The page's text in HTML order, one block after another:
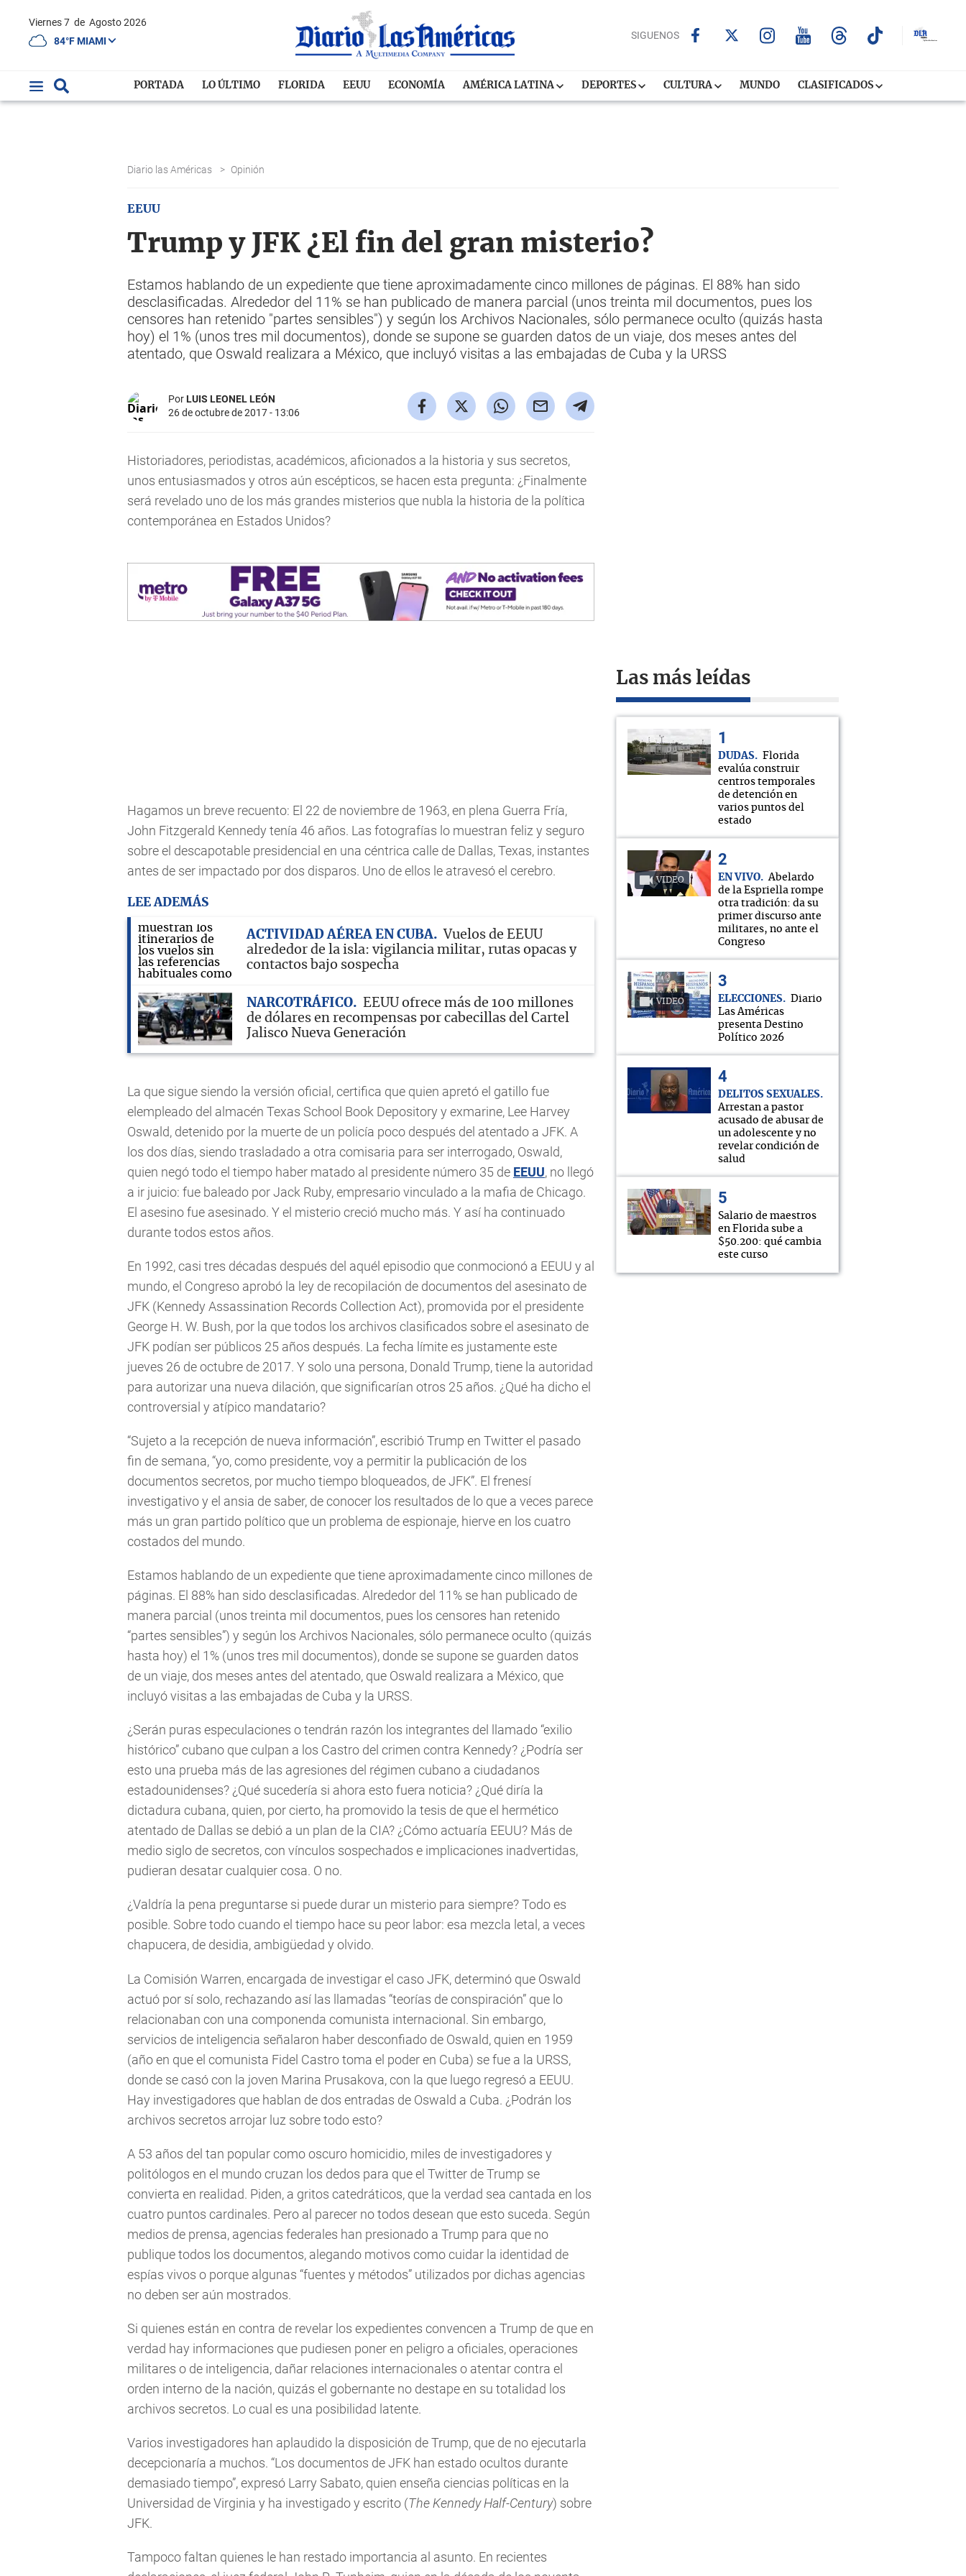
Viernes 7 de Agosto 2026
84°F MIAMI
SIGUENOS
PORTADA LO ÚLTIMO FLORIDA EEUU ECONOMÍA AMÉRICA LATINA DEPORTES CULTURA MUNDO CLASIFICADOS
Diario las Américas > Opinión
EEUU
Trump y JFK ¿El fin del gran misterio?
Estamos hablando de un expediente que tiene aproximadamente cinco millones de páginas. El 88% han sido
desclasificadas. Alrededor del 11% se han publicado de manera parcial (unos treinta mil documentos, pues los
censores han retenido "partes sensibles") y según los Archivos Nacionales, sólo permanece oculto (quizás hasta
hoy) el 1% (unos tres mil documentos), donde se supone se guarden datos de un viaje, dos meses antes del
atentado, que Oswald realizara a México, que incluyó visitas a las embajadas de Cuba y la URSS
PorLUIS LEONEL LEÓN
26 de octubre de 2017 - 13:06
Historiadores, periodistas, académicos, aficionados a la historia y sus secretos,
unos entusiasmados y otros aún escépticos, se hacen esta pregunta: ¿Finalmente
será revelado uno de los más grandes misterios que nubla la historia de la política
contemporánea en Estados Unidos?
Hagamos un breve recuento: El 22 de noviembre de 1963, en plena Guerra Fría,
John Fitzgerald Kennedy tenía 46 años. Las fotografías lo muestran feliz y seguro
sobre el descapotable presidencial en una céntrica calle de Dallas, Texas, instantes
antes de ser impactado por dos disparos. Uno de ellos le atravesó el cerebro.
LEE ADEMÁS
ACTIVIDAD AÉREA EN CUBA
Vuelos de EEUU
alrededor de la isla: vigilancia militar, rutas opacas y
contactos bajo sospecha
NARCOTRÁFICO
EEUU ofrece más de 100 millones
de dólares en recompensas por cabecillas del Cartel
Jalisco Nueva Generación
La que sigue siendo la versión oficial, certifica que quien apretó el gatillo fue
elempleado del almacén Texas School Book Depository y exmarine, Lee Harvey
Oswald, detenido por la muerte de un policía poco después del atentado a JFK. A
los dos días, siendo trasladado a otra comisaria para ser interrogado, Oswald,
quien negó todo el tiempo haber matado al presidente número 35 de EEUU, no llegó
a ir juicio: fue baleado por Jack Ruby, empresario vinculado a la mafia de Chicago.
El asesino fue asesinado. Y el misterio creció mucho más. Y así ha continuado
durante todos estos años.
En 1992, casi tres décadas después del aquél episodio que conmocionó a EEUU y al
mundo, el Congreso aprobó la ley de recopilación de documentos del asesinato de
JFK (Kennedy Assassination Records Collection Act), promovida por el presidente
George H. W. Bush, por la que todos los archivos clasificados sobre el asesinato de
JFK podían ser públicos 25 años después. La fecha límite es justamente este
jueves 26 de octubre de 2017. Y solo una persona, Donald Trump, tiene la autoridad
para autorizar una nueva dilación, que significarían otros 25 años. ¿Qué ha dicho el
controversial y atípico mandatario?
“Sujeto a la recepción de nueva información”, escribió Trump en Twitter el pasado
fin de semana, “yo, como presidente, voy a permitir la publicación de los
documentos secretos, por mucho tiempo bloqueados, de JFK”. El frenesí
investigativo y el ansia de saber, de conocer los resultados de lo que a veces parece
más un gran partido político que un problema de espionaje, hierve en los cuatro
costados del mundo.
Estamos hablando de un expediente que tiene aproximadamente cinco millones de
páginas. El 88% han sido desclasificadas. Alrededor del 11% se han publicado de
manera parcial (unos treinta mil documentos, pues los censores han retenido
“partes sensibles”) y según los Archivos Nacionales, sólo permanece oculto (quizás
hasta hoy) el 1% (unos tres mil documentos), donde se supone se guarden datos
de un viaje, dos meses antes del atentado, que Oswald realizara a México, que
incluyó visitas a las embajadas de Cuba y la URSS.
¿Serán puras especulaciones o tendrán razón los integrantes del llamado “exilio
histórico” cubano que culpan a los Castro del crimen contra Kennedy? ¿Podría ser
esto una prueba más de las agresiones del régimen cubano a ciudadanos
estadounidenses? ¿Qué sucedería si ahora esto fuera noticia? ¿Qué diría la
dictadura cubana, quien, por cierto, ha promovido la tesis de que el hermético
atentado de Dallas se debió a un plan de la CIA? ¿Cómo actuaría EEUU? Más de
medio siglo de secretos, con vínculos sospechados e implicaciones inadvertidas,
pudieran desatar cualquier cosa. O no.
¿Valdría la pena preguntarse si puede durar un misterio para siempre? Todo es
posible. Sobre todo cuando el tiempo hace su peor labor: esa mezcla letal, a veces
chapucera, de desidia, ambigüedad y olvido.
La Comisión Warren, encargada de investigar el caso JFK, determinó que Oswald
actuó por sí solo, rechazando así las llamadas “teorías de conspiración” que lo
relacionaban con una componenda comunista internacional. Sin embargo,
servicios de inteligencia señalaron haber desconfiado de Oswald, quien en 1959
(año en que el comunista Fidel Castro toma el poder en Cuba) se fue a la URSS,
donde se casó con la joven Marina Prusakova, con la que luego regresó a EEUU.
Hay investigadores que hablan de dos entradas de Oswald a Cuba. ¿Podrán los
archivos secretos arrojar luz sobre todo esto?
A 53 años del tan popular como oscuro homicidio, miles de investigadores y
politólogos en el mundo cruzan los dedos para que el Twitter de Trump se
convierta en realidad. Piden, a gritos catedráticos, que la verdad sea cantada en los
cuatro puntos cardinales. Pero al parecer no todos desean que esto suceda. Según
medios de prensa, agencias federales han presionado a Trump para que no
publique todos los documentos, alegando motivos como cuidar la identidad de
espías vivos o porque algunas “fuentes y métodos” utilizados por dichas agencias
no deben ser aún mostrados.
Si quienes están en contra de revelar los expedientes convencen a Trump de que en
verdad hay informaciones que pudiesen poner en peligro a oficiales, operaciones
militares o de inteligencia, dañar relaciones internacionales o atentar contra el
orden interno de la nación, quizás el gobernante no destape en su totalidad los
archivos secretos. Lo cual es una posibilidad latente.
Varios investigadores han aplaudido la disposición de Trump, que de no ejecutarla
decepcionaría a muchos. “Los documentos de JFK han estado ocultos durante
demasiado tiempo”, expresó Larry Sabato, quien enseña ciencias políticas en la
Universidad de Virginia y ha investigado y escrito (The Kennedy Half-Century) sobre
JFK.
Tampoco faltan quienes le han restado importancia al asunto. En recientes
Las más leídas
DUDAS
Florida
evalúa construir
centros temporales
de detención en
varios puntos del
estado
VIDEO EN VIVO
Abelardo
de la Espriella rompe
otra tradición: da su
primer discurso ante
militares, no ante el
Congreso
VIDEO ELECCIONES
Diario
Las Américas
presenta Destino
Político 2026
DELITOS SEXUALES
Arrestan a pastor
acusado de abusar de
un adolescente y no
revelar condición de
salud
Salario de maestros
en Florida sube a
$50.200: qué cambia
este curso